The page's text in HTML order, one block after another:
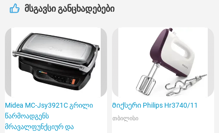
მსგავსი განცხადებები
Midea MC-Jsy3921C გრილი
წარმოადგენს
მრავალფუნქციურ და
Მიქსერი Philips Hr3740/11
თბილისი